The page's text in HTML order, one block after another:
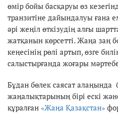
өмір бойы басқаруы өз
транзитіне дайындалуы ғана
әрі жеңіл өткізудің алғы
жатқанын көрсетті. Жаңа заң
кеңесінің рөлі артып, өзге
салыстырғанда жоғары
Бұдан бөлек саясат алаңында
жаңалықтарының бірі ескі
құралған «Жаңа Қазақстан»